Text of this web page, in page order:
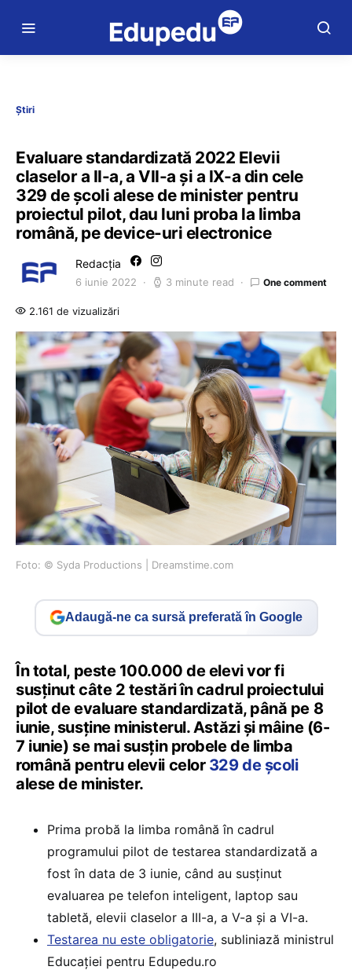
Știri
Evaluare standardizată 2022 Elevii
claselor a II-a, a VII-a și a IX-a din cele
329 de școli alese de minister pentru
proiectul pilot, dau luni proba la limba
română, pe device-uri electronice
Redacția
6 iunie 2022 3 minute read One comment
2.161 de vizualizări
Foto: © Syda Productions | Dreamstime.com
Adaugă-ne ca sursă preferată în Google
În total, peste 100.000 de elevi vor fi
susținut câte 2 testări în cadrul proiectului
pilot de evaluare standardizată, până pe 8
iunie, susține ministerul. Astăzi și mâine (6-
7 iunie) se mai susțin probele de limba
română pentru elevii celor 329 de școli
alese de minister.
Prima probă la limba română în cadrul
programului pilot de testarea standardizată a
fost în data de 3 iunie, când au susținut
evaluarea pe telefon inteligent, laptop sau
tabletă, elevii claselor a III-a, a V-a și a VI-a.
Testarea nu este obligatorie, subliniază ministrul
Educației pentru Edupedu.ro